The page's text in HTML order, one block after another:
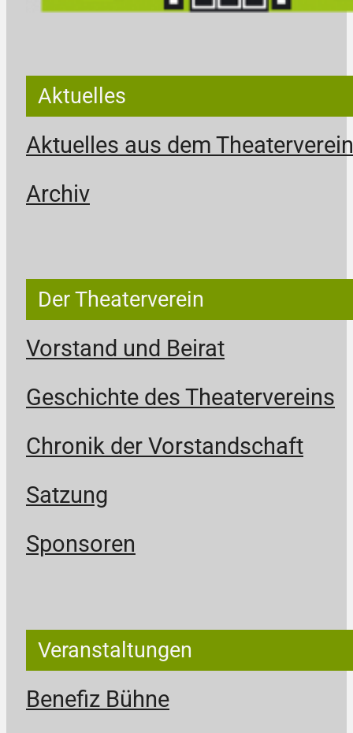
Aktuelles
Aktuelles aus dem Theaterverein
Archiv
Der Theaterverein
Vorstand und Beirat
Geschichte des Theatervereins
Chronik der Vorstandschaft
Satzung
Sponsoren
Veranstaltungen
Benefiz Bühne